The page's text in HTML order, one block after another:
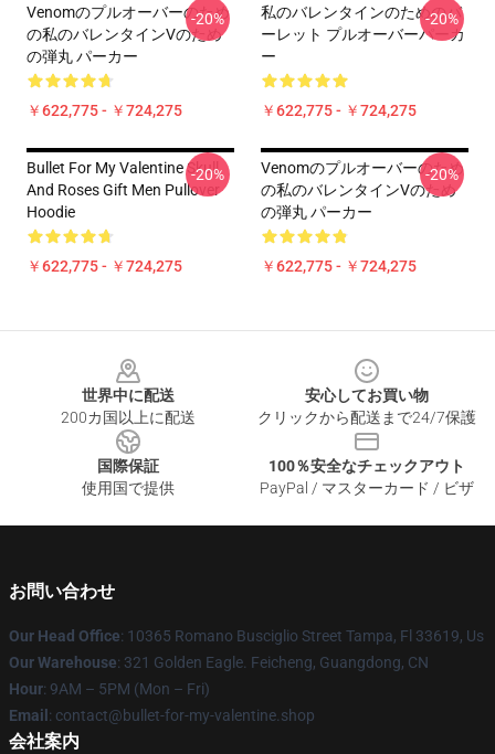
Venomのプルオーバーのため
の私のバレンタインVのため
の弾丸 パーカー
￥622,775 - ￥724,275
-20%
私のバレンタインのためのバ
ーレット プルオーバーパーカ
ー
￥622,775 - ￥724,275
-20%
Bullet For My Valentine Skull
And Roses Gift Men Pullover
Hoodie
￥622,775 - ￥724,275
-20%
Venomのプルオーバーのため
の私のバレンタインVのため
の弾丸 パーカー
￥622,775 - ￥724,275
-20%
世界中に配送
200カ国以上に配送
安心してお買い物
クリックから配送まで24/7保護
国際保証
使用国で提供
100％安全なチェックアウト
PayPal / マスターカード / ビザ
お問い合わせ
Our Head Office: 10365 Romano Busciglio Street Tampa, Fl 33619, Us
Our Warehouse: 321 Golden Eagle. Feicheng, Guangdong, CN
Hour: 9AM – 5PM (Mon – Fri)
Email : contact@bullet-for-my-valentine.shop
会社案内